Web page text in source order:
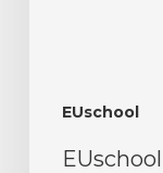
EUschool